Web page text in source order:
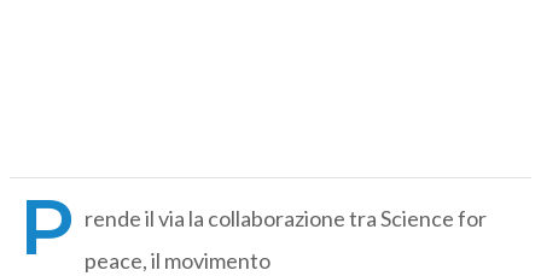
P rende il via la collaborazione tra Science for
peace, il movimento